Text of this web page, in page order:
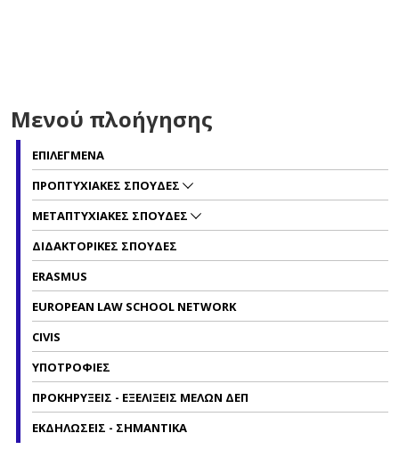
Μενού πλοήγησης
ΕΠΙΛΕΓΜΕΝΑ
ΠΡΟΠΤΥΧΙΑΚΕΣ ΣΠΟΥΔΕΣ
ΜΕΤΑΠΤΥΧΙΑΚΕΣ ΣΠΟΥΔΕΣ
ΔΙΔΑΚΤΟΡΙΚΕΣ ΣΠΟΥΔΕΣ
ERASMUS
EUROPEAN LAW SCHOOL NETWORK
CIVIS
ΥΠΟΤΡΟΦΙΕΣ
ΠΡΟΚΗΡΥΞΕΙΣ - ΕΞΕΛΙΞΕΙΣ ΜΕΛΩΝ ΔΕΠ
ΕΚΔΗΛΩΣΕΙΣ - ΣΗΜΑΝΤΙΚΑ